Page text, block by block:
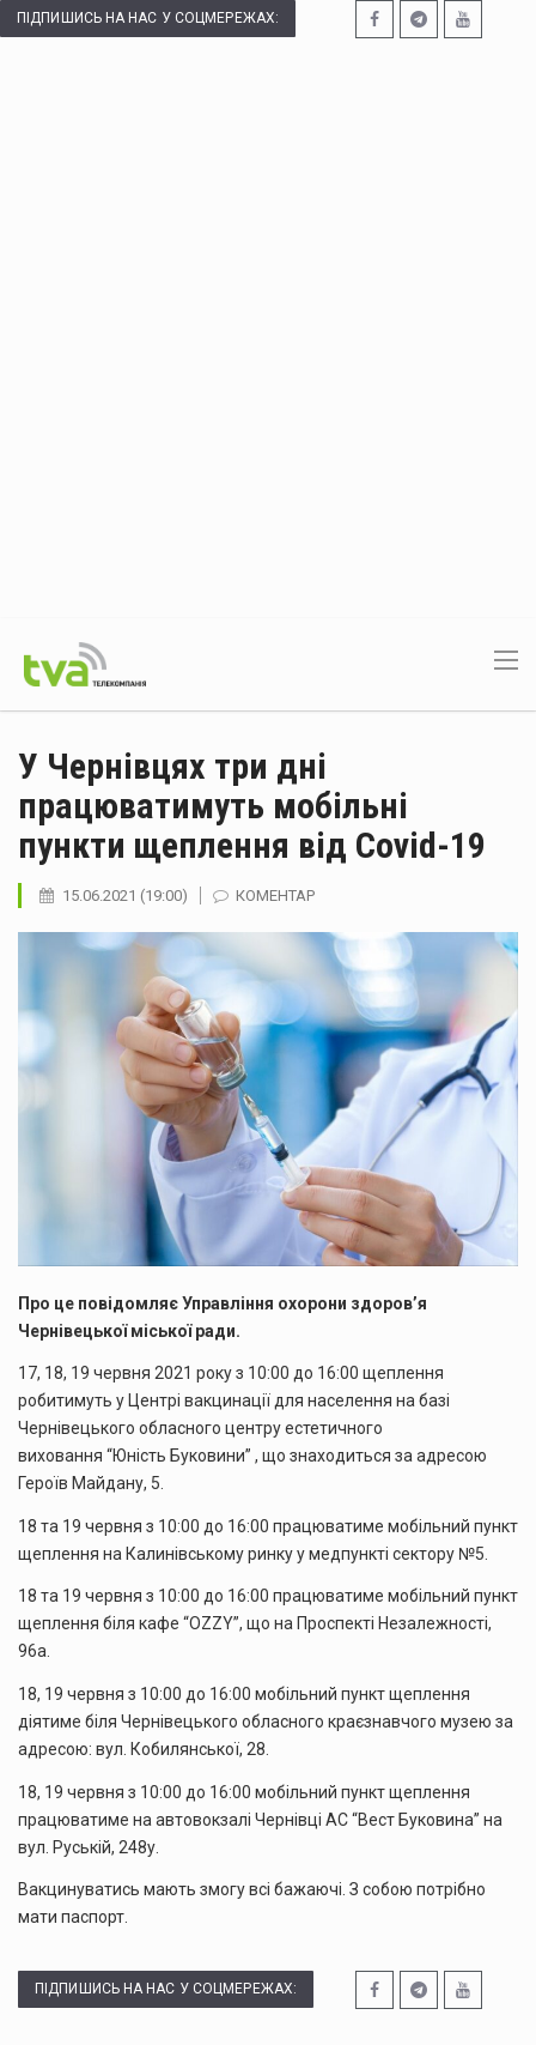
ПІДПИШИСЬ НА НАС У СОЦМЕРЕЖАХ:
У Чернівцях три дні
працюватимуть мобільні
пункти щеплення від Covid-19
15.06.2021 (19:00) КОМЕНТАР
Про це повідомляє Управління охорони здоров’я
Чернівецької міської ради.
17, 18, 19 червня 2021 року з 10:00 до 16:00 щеплення
робитимуть у Центрі вакцинації для населення на базі
Чернівецького обласного центру естетичного
виховання “Юність Буковини” , що знаходиться за адресою
Героїв Майдану, 5.
18 та 19 червня з 10:00 до 16:00 працюватиме мобільний пункт
щеплення на Калинівському ринку у медпункті сектору №5.
18 та 19 червня з 10:00 до 16:00 працюватиме мобільний пункт
щеплення біля кафе “OZZY”, що на Проспекті Незалежності,
96а.
18, 19 червня з 10:00 до 16:00 мобільний пункт щеплення
діятиме біля Чернівецького обласного краєзнавчого музею за
адресою: вул. Кобилянської, 28.
18, 19 червня з 10:00 до 16:00 мобільний пункт щеплення
працюватиме на автовокзалі Чернівці АС “Вест Буковина” на
вул. Руській, 248у.
Вакцинуватись мають змогу всі бажаючі. З собою потрібно
мати паспорт.
ПІДПИШИСЬ НА НАС У СОЦМЕРЕЖАХ: